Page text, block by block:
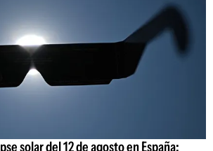
solar del 12 de agosto en España: